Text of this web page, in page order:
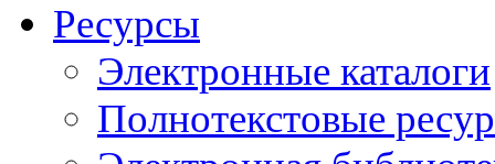
Ресурсы
Электронные каталоги
Полнотекстовые